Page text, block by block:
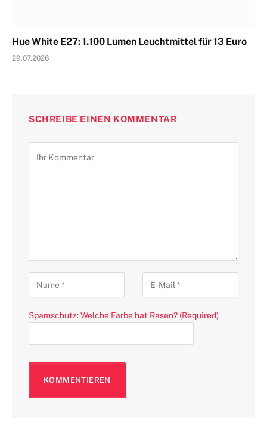
Hue White E27: 1.100 Lumen Leuchtmittel für 13 Euro
29.07.2026
SCHREIBE EINEN KOMMENTAR
Spamschutz: Welche Farbe hat Rasen? (Required)